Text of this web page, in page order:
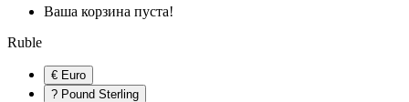
Ваша корзина пуста!
Ruble
€ Euro
? Pound Sterling